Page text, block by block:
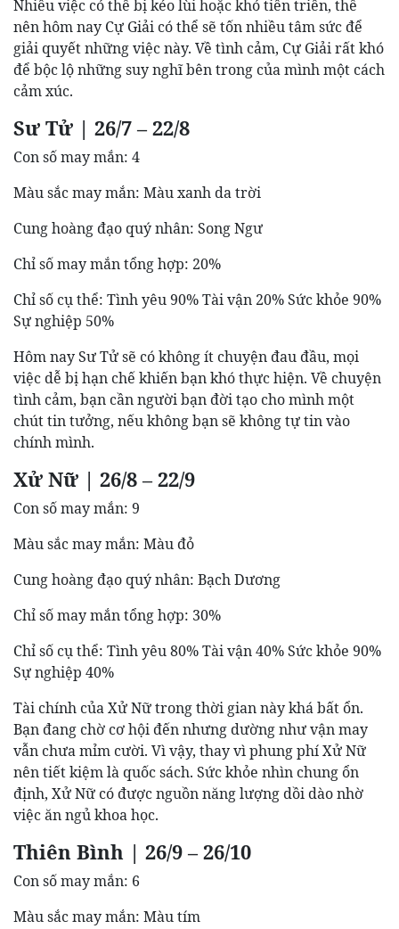
Nhiều việc có thể bị kéo lùi hoặc khó tiến triển, thế
nên hôm nay Cự Giải có thể sẽ tốn nhiều tâm sức để
giải quyết những việc này. Về tình cảm, Cự Giải rất khó
để bộc lộ những suy nghĩ bên trong của mình một cách
cảm xúc.
Sư Tử | 26/7 – 22/8
Con số may mắn: 4
Màu sắc may mắn: Màu xanh da trời
Cung hoàng đạo quý nhân: Song Ngư
Chỉ số may mắn tổng hợp: 20%
Chỉ số cụ thể: Tình yêu 90% Tài vận 20% Sức khỏe 90%
Sự nghiệp 50%
Hôm nay Sư Tử sẽ có không ít chuyện đau đầu, mọi
việc dễ bị hạn chế khiến bạn khó thực hiện. Về chuyện
tình cảm, bạn cần người bạn đời tạo cho mình một
chút tin tưởng, nếu không bạn sẽ không tự tin vào
chính mình.
Xử Nữ | 26/8 – 22/9
Con số may mắn: 9
Màu sắc may mắn: Màu đỏ
Cung hoàng đạo quý nhân: Bạch Dương
Chỉ số may mắn tổng hợp: 30%
Chỉ số cụ thể: Tình yêu 80% Tài vận 40% Sức khỏe 90%
Sự nghiệp 40%
Tài chính của Xử Nữ trong thời gian này khá bất ổn.
Bạn đang chờ cơ hội đến nhưng dường như vận may
vẫn chưa mỉm cười. Vì vậy, thay vì phung phí Xử Nữ
nên tiết kiệm là quốc sách. Sức khỏe nhìn chung ổn
định, Xử Nữ có được nguồn năng lượng dồi dào nhờ
việc ăn ngủ khoa học.
Thiên Bình | 26/9 – 26/10
Con số may mắn: 6
Màu sắc may mắn: Màu tím